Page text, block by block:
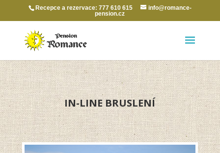
Recepce a rezervace: 777 610 615
info@romance-
pension.cz
IN-LINE BRUSLENÍ